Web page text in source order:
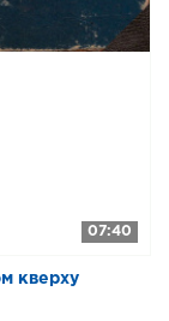
07:40
кверху